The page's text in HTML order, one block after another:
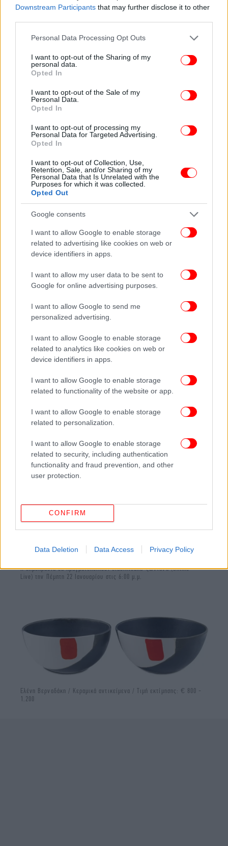
Downstream Participants that may further disclose it to other
Please note that this website/app uses one or more Google
not limited to your visit or usage behaviour. You may click to
grant or deny consent to Google and its third-party tags to
use your data for below specified purposes in below Google
consent section.
Personal Data Processing Opt Outs
I want to opt-out of the Sharing of my
personal data.
Opted In
I want to opt-out of the Sale of my
Personal Data.
Opted In
I want to opt-out of processing my
Personal Data for Targeted Advertising.
Opted In
I want to opt-out of Collection, Use,
Retention, Sale, and/or Sharing of my
Personal Data that Is Unrelated with the
Purposes for which it was collected.
Opted Out
Google consents
I want to allow Google to enable storage
related to advertising like cookies on web or
device identifiers in apps.
I want to allow my user data to be sent to
Google for online advertising purposes.
I want to allow Google to send me
personalized advertising.
I want to allow Google to enable storage
related to analytics like cookies on web or
device identifiers in apps.
I want to allow Google to enable storage
related to functionality of the website or app.
I want to allow Google to enable storage
related to personalization.
I want to allow Google to enable storage
related to security, including authentication
functionality and fraud prevention, and other
user protection.
CONFIRM
Data Deletion Data Access Privacy Policy
Μπρούντζινο αντικείμενο / Τιμή εκτίμησης: € 300 - 400
Η δημοπρασία θα πραγματοποιηθεί διαδικτυακά-ζωντανά (Online –
Live) την Πέμπτη 22 Ιανουαρίου στις 6:00 μ.μ.
Ελένη Βερναδάκη / Κεραμικά αντικείμενα / Τιμή εκτίμησης: € 800 -
1.200